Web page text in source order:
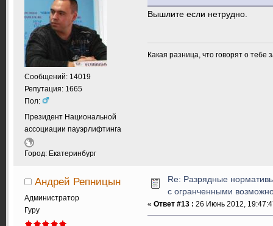
Сообщений: 14019
Репутация: 1665
Пол:
Президент Национальной
ассоциации пауэрлифтинга
Город: Екатеринбург
Вышлите если нетрудно.
Какая разница, что говорят о
Андрей Репницын
Администратор
Гуру
Re: Разрядные
с огранченными
« Ответ #13 : 26 Июнь 2012,